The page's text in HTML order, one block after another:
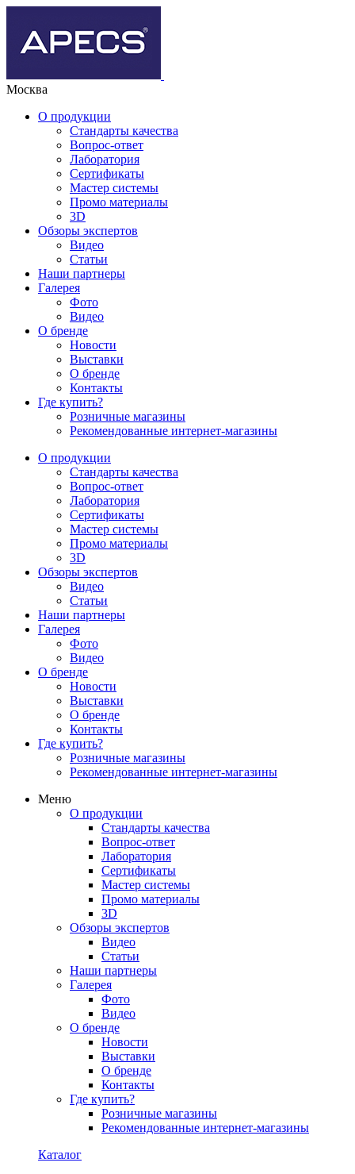
Москва
О продукции
Стандарты качества
Вопрос-ответ
Лаборатория
Сертификаты
Мастер системы
Промо материалы
3D
Обзоры экспертов
Видео
Статьи
Наши партнеры
Галерея
Фото
Видео
О бренде
Новости
Выставки
О бренде
Контакты
Где купить?
Розничные магазины
Рекомендованные интернет-магазины
О продукции
Стандарты качества
Вопрос-ответ
Лаборатория
Сертификаты
Мастер системы
Промо материалы
3D
Обзоры экспертов
Видео
Статьи
Наши партнеры
Галерея
Фото
Видео
О бренде
Новости
Выставки
О бренде
Контакты
Где купить?
Розничные магазины
Рекомендованные интернет-магазины
Меню
О продукции
Стандарты качества
Вопрос-ответ
Лаборатория
Сертификаты
Мастер системы
Промо материалы
3D
Обзоры экспертов
Видео
Статьи
Наши партнеры
Галерея
Фото
Видео
О бренде
Новости
Выставки
О бренде
Контакты
Где купить?
Розничные магазины
Рекомендованные интернет-магазины
Каталог